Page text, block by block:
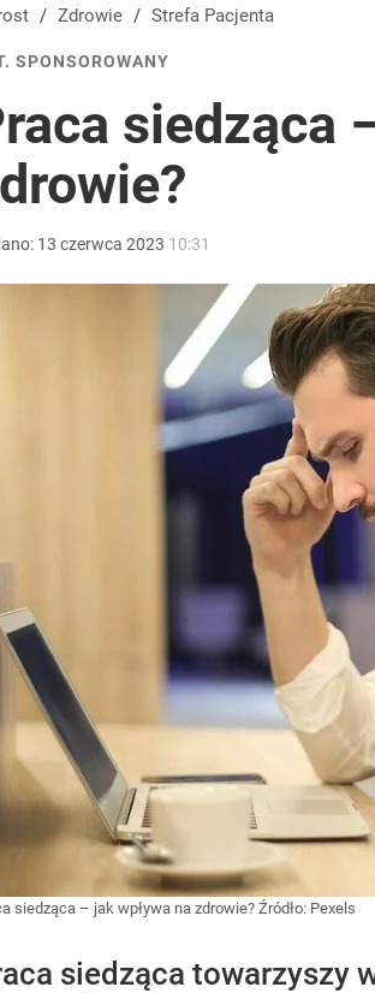
z terapeutki stała się influencerką.
3 rodzaje kawy. Ta najmocniej
PIP uruchomiła specjalną infolinię
/ Zdrowie / Strefa Pacjenta
SPONSOROWANY
siedząca
13 czerwca 2023 10:31
siedząca – jak wpływa na zdrowie? Źródło: Pexels
siedząca towarzyszy